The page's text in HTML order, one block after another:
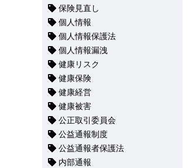
保険見直し
個人情報
個人情報保護法
個人情報漏洩
健康リスク
健康保険
健康経営
健康被害
公正取引委員会
公益通報制度
公益通報者保護法
内部通報